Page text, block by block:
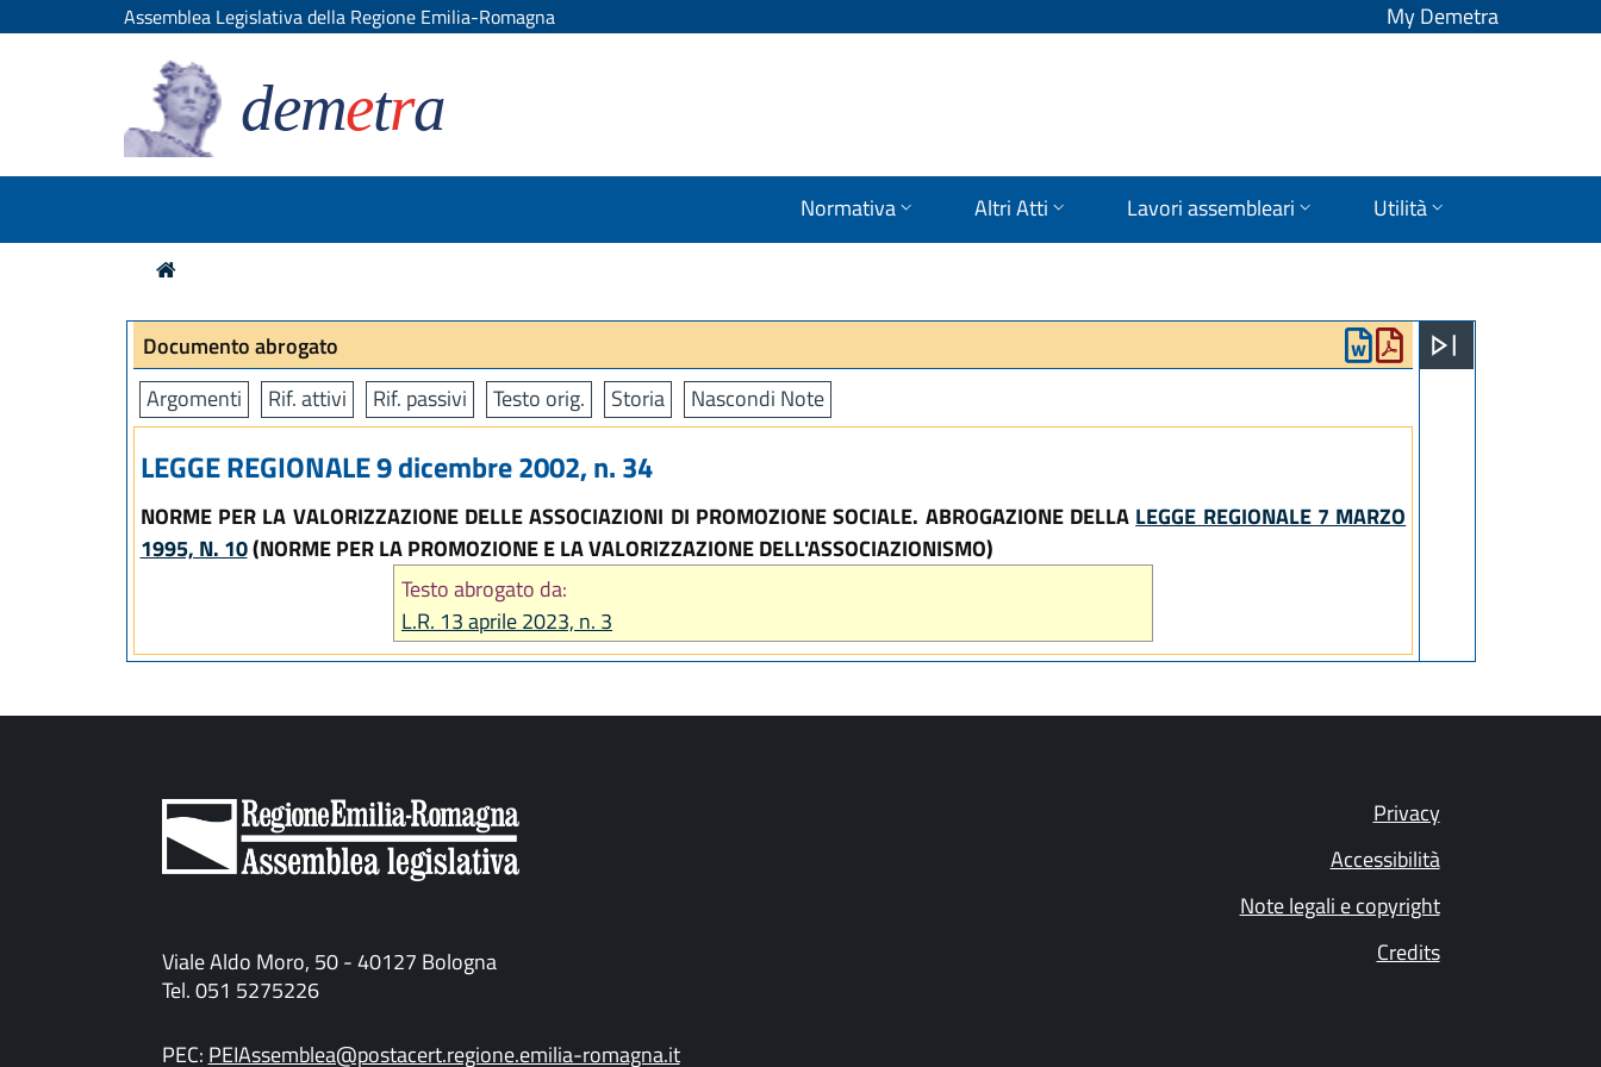
Assemblea Legislativa della Regione Emilia-Romagna My Demetra
demetra
Normativa Altri Atti Lavori assembleari Utilità
Documento abrogato
Argomenti
Rif. attivi Rif. passivi Testo orig. Storia Nascondi Note
LEGGE REGIONALE 9 dicembre 2002, n. 34
NORME PER LA VALORIZZAZIONE DELLE ASSOCIAZIONI DI PROMOZIONE SOCIALE. ABROGAZIONE DELLA LEGGE REGIONALE 7 MARZO
1995, N. 10(NORME PER LA PROMOZIONE E LA VALORIZZAZIONE DELL'ASSOCIAZIONISMO)
Testo abrogato da:
L.R. 13 aprile 2023, n. 3
Viale Aldo Moro, 50 - 40127 Bologna
Tel. 051 5275226
PEC: PEIAssemblea@postacert.regione.emilia-romagna.it
Privacy
Accessibilità
Note legali e copyright
Credits